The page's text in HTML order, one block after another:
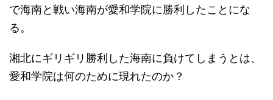
で海南と戦い海南が愛和学院に勝利したことにな
る。
湘北にギリギリ勝利した海南に負けてしまうとは、
愛和学院は何のために現れたのか？